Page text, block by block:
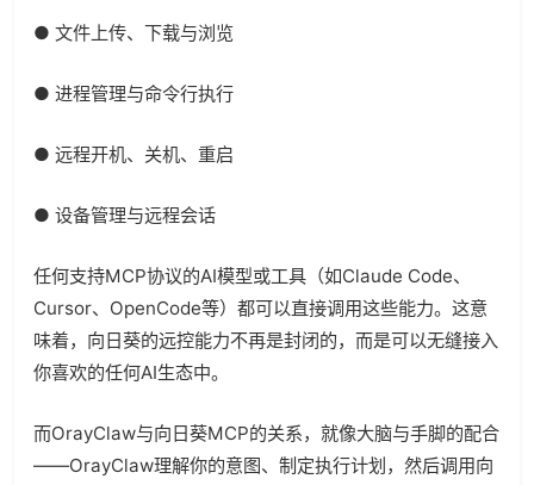
● 文件上传、下载与浏览
● 进程管理与命令行执行
● 远程开机、关机、重启
● 设备管理与远程会话
任何支持MCP协议的AI模型或工具（如Claude Code、
Cursor、OpenCode等）都可以直接调用这些能力。这意
味着，向日葵的远控能力不再是封闭的，而是可以无缝接入
你喜欢的任何AI生态中。
而OrayClaw与向日葵MCP的关系，就像大脑与手脚的配合
——OrayClaw理解你的意图、制定执行计划，然后调用向